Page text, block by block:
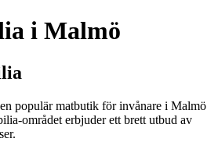
i Malmö
populär matbutik för invånare i Malmö
området erbjuder ett brett utbud av